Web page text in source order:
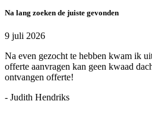
Na lang zoeken de juiste gevonden
9 juli 2026
Na even gezocht te hebben kwam ik
offerte aanvragen kan geen kwaad
ontvangen offerte!
- Judith Hendriks